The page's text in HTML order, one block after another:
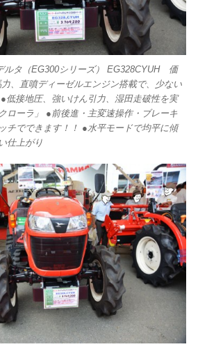
タ（EG300シリーズ） EG328CYUH 価
、直噴ディーゼルエンジン搭載で、少ない
低接地圧、強いけん引力、湿田走破性を実
ローラ」 ●前後進・主変速操作・ブレーキ
チでできます！！ ●水平モードで均平に傾
仕上がり